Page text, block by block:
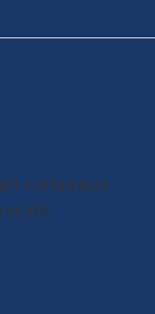
comprado